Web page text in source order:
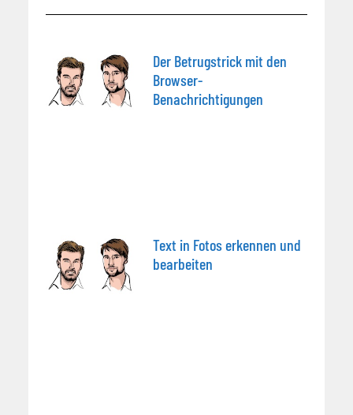
Der Betrugstrick mit den
Browser-
Benachrichtigungen
Text in Fotos erkennen und
bearbeiten